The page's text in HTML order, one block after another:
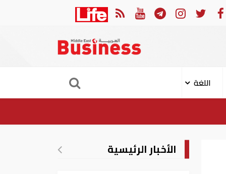
وبيرو يستأنفان العلاقات بعد قطيعة 9 أشهر.. وتنصيب رئيسا جديدا لكولومبيا
اللغة
الأخبار الرئيسية